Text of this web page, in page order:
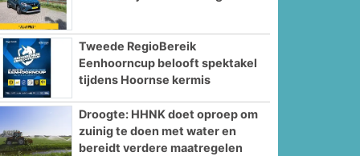
Tweede RegioBereik
Eenhoorncup belooft spektakel
tijdens Hoornse kermis
Droogte: HHNK doet oproep om
zuinig te doen met water en
bereidt verdere maatregelen